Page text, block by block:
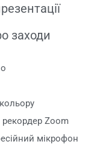
заходи
рекордер Zoom
мікрофон